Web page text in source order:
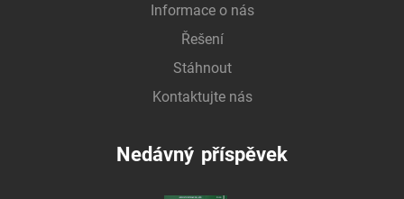
Informace o nás
Řešení
Stáhnout
Kontaktujte nás
Nedávný příspěvek